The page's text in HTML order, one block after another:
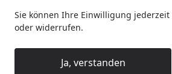
Sie können Ihre Einwilligung jederzeit
oder widerrufen.
Ja, verstanden